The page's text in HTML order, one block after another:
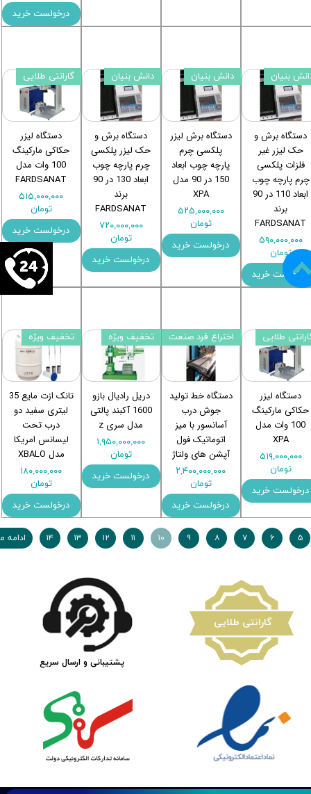
درخولست خرید
دستگاه برش و
حک لیزر غیر
فلزات پلکسی
چرم پارچه چوب
ابعاد 110 در 90
برند
FARDSANAT
۵۹۰,۰۰۰,۰۰۰
تومان
درخولست خرید
بنیان
دستگاه برش لیزر
پلکسی چرم
پارچه چوب ابعاد
150 در 90 مدل
XPA
۵۲۵,۰۰۰,۰۰۰
تومان
درخولست خرید
دانش بنیان
دستگاه برش و
حک لیزر پلکسی
چرم پارچه چوب
ابعاد 130 در 90
برند
FARDSANAT
۷۲۰,۰۰۰,۰۰۰
تومان
درخولست خرید
دانش بنیان
دستگاه لیزر
حکاکی مارکینگ
100 وات مدل
FARDSANAT
۵۱۵,۰۰۰,۰۰۰
تومان
درخولست خرید
گارانتی طلایی
دستگاه لیزر
حکاکی مارکینگ
100 وات مدل
XPA
۵۱۹,۰۰۰,۰۰۰
تومان
درخولست خرید
طلایی
دستگاه خط تولید
جوش درب
آسانسور با میز
اتوماتیک فول
آپشن های ولتاژ
۲,۴۰۰,۰۰۰,۰۰۰
تومان
درخولست خرید
اختراع فرد صنعت
دریل رادیال بازو
1600 آکبند پالتی
مدل سری z
۱,۹۵۰,۰۰۰,۰۰۰
تومان
درخولست خرید
تخفیف ویژه
تانک ازت مایع 35
لیتری سفید دو
درب تحت
لیسانس امریکا
مدل XBALO
۱۸۰,۰۰۰,۰۰۰
تومان
درخولست خرید
تخفیف ویژه
۵ ۶ ۷ ۸ ۹ ۱۰ ۱۱ ۱۲ ۱۳ ۱۴ ادامه
پشتیبانی و ارسال سریع
​گارانتی طلایی